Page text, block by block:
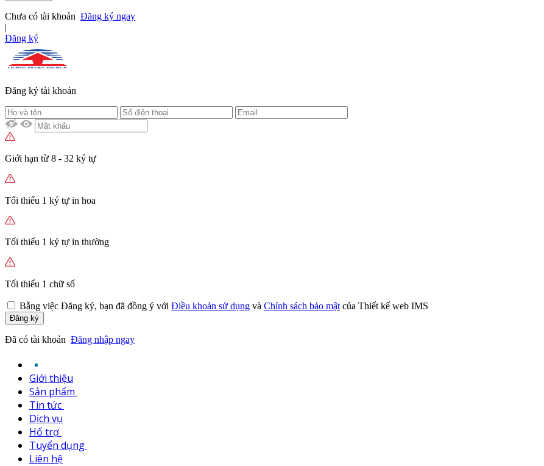
Chưa có tài khoản Đăng ký ngay
|
Đăng ký
Đăng ký tài khoản
Giới hạn từ 8 - 32 ký tự
Tối thiểu 1 ký tự in hoa
Tối thiểu 1 ký tự in thường
Tối thiểu 1 chữ số
Bằng việc Đăng ký, bạn đã đồng ý với Điều khoản sử dụng và Chính sách bảo mật của Thiết kế web IMS
Đăng ký
Đã có tài khoản Đăng nhập ngay
Giới thiệu
Sản phẩm
Tin tức
Dịch vụ
Hổ trợ
Tuyển dụng
Liên hệ